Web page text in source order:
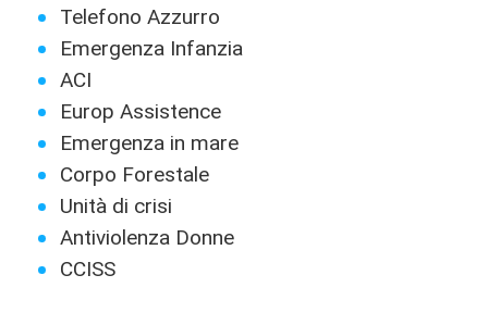
Telefono Azzurro
Emergenza Infanzia
ACI
Europ Assistence
Emergenza in mare
Corpo Forestale
Unità di crisi
Antiviolenza Donne
CCISS